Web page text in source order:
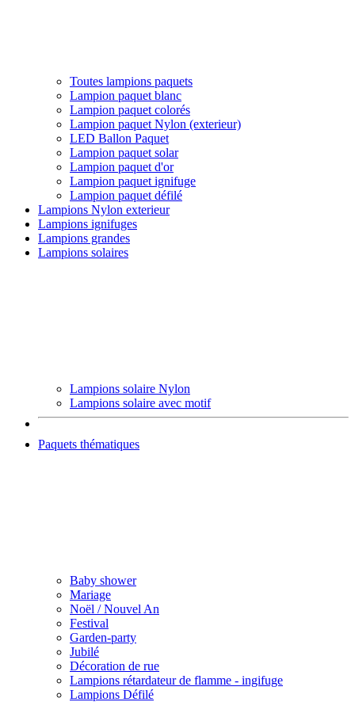
Toutes lampions paquets
Lampion paquet blanc
Lampion paquet colorés
Lampion paquet Nylon (exterieur)
LED Ballon Paquet
Lampion paquet solar
Lampion paquet d'or
Lampion paquet ignifuge
Lampion paquet défilé
Lampions Nylon exterieur
Lampions ignifuges
Lampions grandes
Lampions solaires
Lampions solaire Nylon
Lampions solaire avec motif
Paquets thématiques
Baby shower
Mariage
Noël / Nouvel An
Festival
Garden-party
Jubilé
Décoration de rue
Lampions rétardateur de flamme - ingifuge
Lampions Défilé